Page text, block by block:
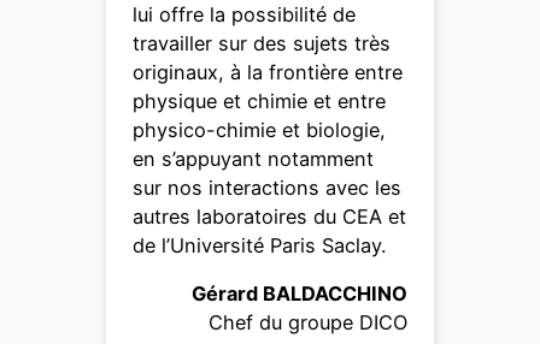
lui offre la possibilité de
travailler sur des sujets très
originaux, à la frontière entre
physique et chimie et entre
physico-chimie et biologie,
en s’appuyant notamment
sur nos interactions avec les
autres laboratoires du CEA et
de l’Université Paris Saclay.
Gérard BALDACCHINO
Chef du groupe DICO